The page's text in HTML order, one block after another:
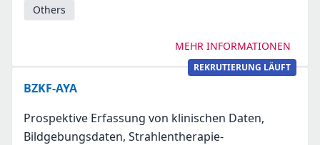
Others
MEHR INFORMATIONEN
REKRUTIERUNG LÄUFT
BZKF-AYA
Prospektive Erfassung von klinischen Daten,
Bildgebungsdaten, Strahlentherapie-